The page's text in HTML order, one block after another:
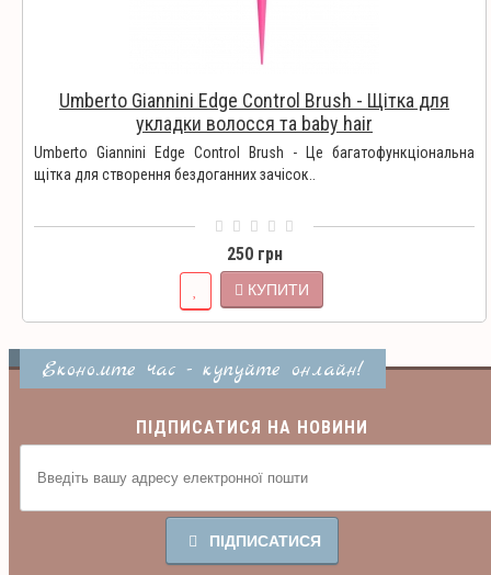
Umberto Giannini Edge Control Brush - Щітка для
укладки волосся та baby hair
Umberto Giannini Edge Control Brush - Це багатофункціональна
щітка для створення бездоганних зачісок..
250 грн
КУПИТИ
Економте час - купуйте онлайн!
ПІДПИСАТИСЯ НА НОВИНИ
ПІДПИСАТИСЯ